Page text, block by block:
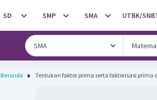
SD SMP SMA UTBK/
Beranda Tentukan faktor prima serta faktorisasi prima